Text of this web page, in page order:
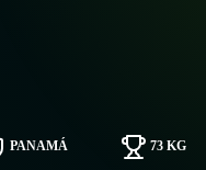
PANAMÁ 73 KG